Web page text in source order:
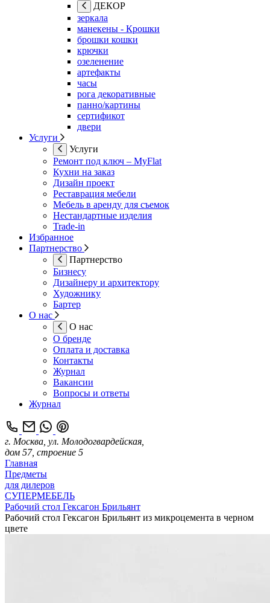
ДЕКОР
зеркала
манекены - Крошки
брошки кошки
крючки
озеленение
артефакты
часы
рога декоративные
панно/картины
сертификот
двери
Услуги
Услуги
Ремонт под ключ – MyFlat
Кухни на заказ
Дизайн проект
Реставрация мебели
Мебель в аренду для съемок
Нестандартные изделия
Trade-in
Избранное
Партнерство
Партнерство
Бизнесу
Дизайнеру и архитектору
Художнику
Бартер
О нас
О нас
О бренде
Оплата и доставка
Контакты
Журнал
Вакансии
Вопросы и ответы
Журнал
г. Москва, ул. Молодогвардейская,
дом 57, строение 5
Главная
Предметы
для дилеров
СУПЕРМЕБЕЛЬ
Рабочий стол Гексагон Брильянт
Рабочий стол Гексагон Брильянт из микроцемента в черном
цвете